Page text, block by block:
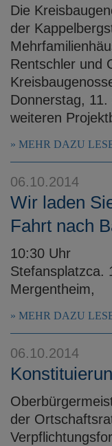
Die
der
Rentschler und
Donnerstag,
weiteren
MEHR DAZU
06.10.2014
Wir laden
Fahrt nach
10:30 Uhr
MEHR DAZU
06.10.2014
der